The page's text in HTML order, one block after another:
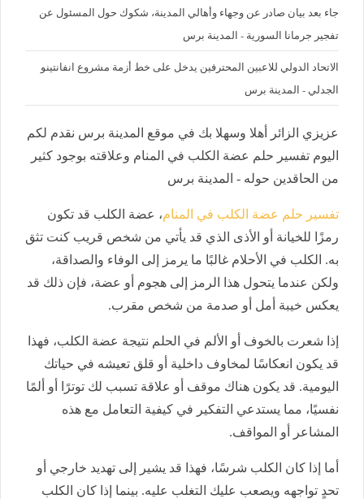
جاء بعد بيان صادر عن وجهاء وأهالي المدينة، شكوك حول المسئول عن
تفجير جرمانا السورية - المدينة برس
الاتحاد الدولي للاعبين المحترفين يدخل على خط أزمة مشروع انفانتينو
الجدلي - المدينة برس
عزيزي الزائر أهلا وسهلا بك في موقع المدينة برس نقدم لكم
اليوم تفسير حلم عضة الكلب في المنام وعلاقته بوجود كثير
من الحاقدين حوله - المدينة برس
تفسير حلم عضة الكلب في المنام، عضة الكلب قد تكون
رمزًا للخيانة أو الأذى الذي قد يأتي من شخص قريب كنت تثق
به. الكلب في الأحلام غالبًا ما يرمز إلى الوفاء والصداقة،
ولكن عندما يتحول هذا الرمز إلى هجوم أو عضة، فإن ذلك قد
يعكس خيبة أمل أو صدمة من شخص مقرب.
إذا شعرت بالخوف أو الألم في الحلم نتيجة عضة الكلب، فهذا
قد يكون انعكاسًا لمخاوف داخلية أو قلق تعيشه في حياتك
اليومية. قد يكون هناك موقف أو علاقة تسبب لك توترًا أو ألمًا
نفسيًا، مما يستدعي التفكير في كيفية التعامل مع هذه
المشاعر أو المواقف.
أما إذا كان الكلب شرسًا، فهذا قد يشير إلى تهديد خارجي أو
تحدٍ تواجهه ويصعب عليك التغلب عليه. بينما إذا كان الكلب